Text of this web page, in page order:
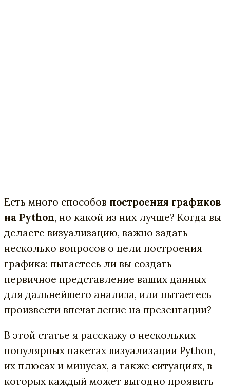
Есть много способов построения графиков
на Python, но какой из них лучше? Когда вы
делаете визуализацию, важно задать
несколько вопросов о цели построения
графика: пытаетесь ли вы создать
первичное представление ваших данных
для дальнейшего анализа, или пытаетесь
произвести впечатление на презентации?
В этой статье я расскажу о нескольких
популярных пакетах визуализации Python,
их плюсах и минусах, а также ситуациях, в
которых каждый может выгодно проявить